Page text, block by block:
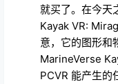
就买了。在今天
Kayak VR:
意，它的图形和
MarineVerse
PCVR 能产生的